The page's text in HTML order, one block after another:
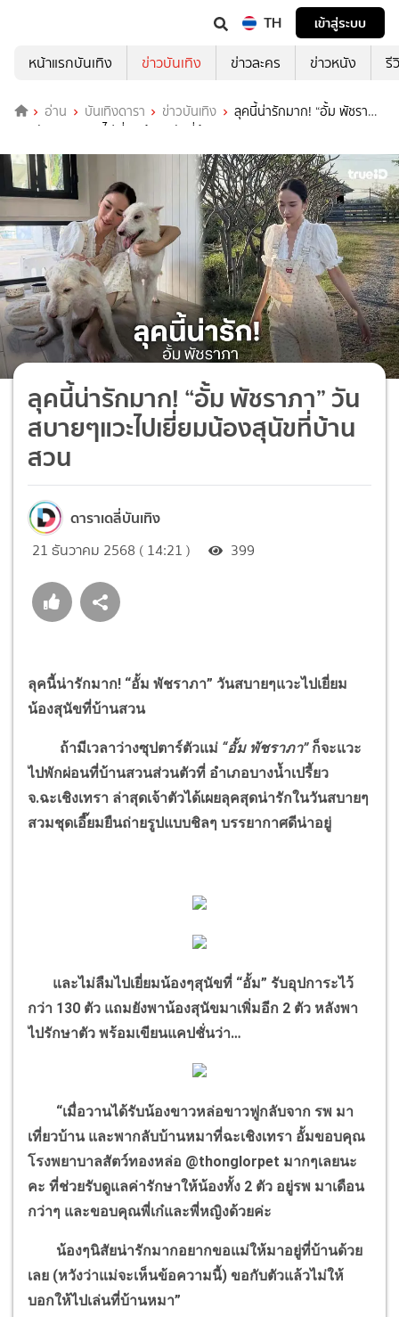
TH
เข้าสู่ระบบ
หน้าแรกบันเทิง
ข่าวบันเทิง ข่าวละคร ข่าวหนัง รี
อ่าน บันเทิงดารา ข่าวบันเทิง
ลุคนี้น่ารักมาก! “อั้ม พัชรา
ภา” วันสบายๆแวะไปเยี่ยมน้องสุนัขที่บ้านสวน
ลุคนี้น่ารักมาก! “อั้ม พัชราภา” วัน
สบายๆแวะไปเยี่ยมน้องสุนัขที่บ้าน
สวน
ดาราเดลี่บันเทิง
21 ธันวาคม 2568 ( 14:21 ) 399
ลุคนี้น่ารักมาก! “อั้ม พัชราภา” วันสบายๆแวะไปเยี่ยม
น้องสุนัขที่บ้านสวน
ถ้ามีเวลาว่างซุปตาร์ตัวแม่ “อั้ม พัชราภา”ก็จะแวะ
ไปพักผ่อนที่บ้านสวนส่วนตัวที่ อำเภอบางน้ำเปรี้ยว
จ.ฉะเชิงเทรา ล่าสุดเจ้าตัวได้เผยลุคสุดน่ารักในวันสบายๆ
สวมชุดเอี๊ยมยืนถ่ายรูปแบบชิลๆ บรรยากาศดีน่าอยู่
และไม่ลืมไปเยี่ยมน้องๆสุนัขที่ “อั้ม” รับอุปการะไว้
กว่า 130 ตัว แถมยังพาน้องสุนัขมาเพิ่มอีก 2 ตัว หลังพา
ไปรักษาตัว พร้อมเขียนแคปชั่นว่า…
“เมื่อวานได้รับน้องขาวหล่อขาวฟูกลับจาก รพ มา
เที่ยวบ้าน และพากลับบ้านหมาที่ฉะเชิงเทรา อั้มขอบคุณ
โรงพยาบาลสัตว์ทองหล่อ @thonglorpet มากๆเลยนะ
คะ ที่ช่วยรับดูแลค่ารักษาให้น้องทั้ง 2 ตัว อยู่รพ มาเดือน
กว่าๆ และขอบคุณพี่เก๋และพี่หญิงด้วยค่ะ
น้องๆนิสัยน่ารักมากอยากขอแม่ให้มาอยู่ที่บ้านด้วย
เลย (หวังว่าแม่จะเห็นข้อความนี้) ขอกับตัวแล้วไม่ให้
บอกให้ไปเล่นที่บ้านหมา”